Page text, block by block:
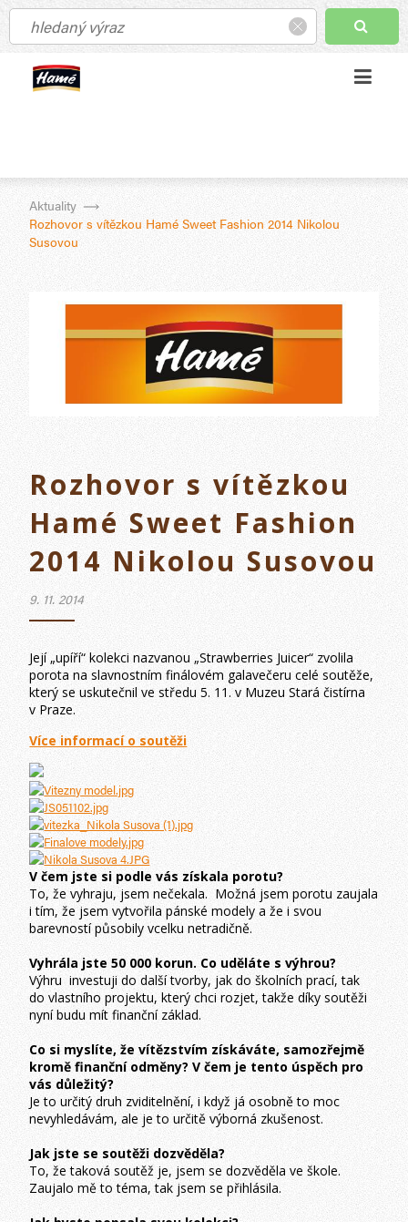
Aktuality
Rozhovor s vítězkou Hamé Sweet Fashion 2014 Nikolou
Susovou
Rozhovor s vítězkou
Hamé Sweet Fashion
2014 Nikolou Susovou
9. 11. 2014
Její „upíří“ kolekci nazvanou „Strawberries Juicer“ zvolila
porota na slavnostním finálovém galavečeru celé soutěže,
který se uskutečnil ve středu 5. 11. v Muzeu Stará čistírna
v Praze.
Více informací o soutěži
V čem jste si podle vás získala porotu?
To, že vyhraju, jsem nečekala. Možná jsem porotu zaujala
i tím, že jsem vytvořila pánské modely a že i svou
barevností působily vcelku netradičně.
Vyhrála jste 50 000 korun. Co uděláte s výhrou?
Výhru investuji do další tvorby, jak do školních prací, tak
do vlastního projektu, který chci rozjet, takže díky soutěži
nyní budu mít finanční základ.
Co si myslíte, že vítězstvím získáváte, samozřejmě
kromě finanční odměny? V čem je tento úspěch pro
vás důležitý?
Je to určitý druh zviditelnění, i když já osobně to moc
nevyhledávám, ale je to určitě výborná zkušenost.
Jak jste se soutěži dozvěděla?
To, že taková soutěž je, jsem se dozvěděla ve škole.
Zaujalo mě to téma, tak jsem se přihlásila.